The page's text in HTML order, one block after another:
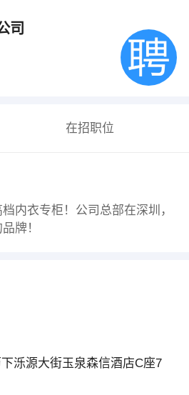
司
在招职位
内衣专柜！公司总部在深圳，
牌！
泺源大街玉泉森信酒店C座7